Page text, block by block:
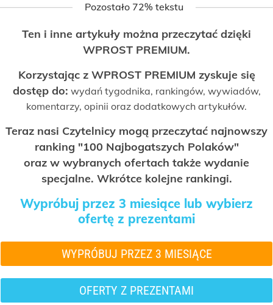
Pozostało 72% tekstu
Ten i inne artykuły można przeczytać dzięki
WPROST PREMIUM.
Korzystając z WPROST PREMIUM zyskuje się
dostęp do: wydań tygodnika, rankingów, wywiadów,
komentarzy, opinii oraz dodatkowych artykułów.
Teraz nasi Czytelnicy mogą przeczytać najnowszy
ranking "100 Najbogatszych Polaków"
oraz w wybranych ofertach także wydanie
specjalne. Wkrótce kolejne rankingi.
Wypróbuj przez 3 miesiące lub wybierz
ofertę z prezentami
WYPRÓBUJ PRZEZ 3 MIESIĄCE
OFERTY Z PREZENTAMI